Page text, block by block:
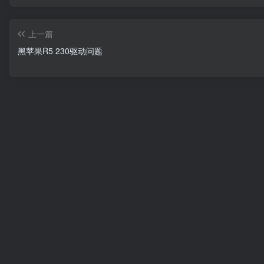
上一篇
黑苹果R5 230驱动问题